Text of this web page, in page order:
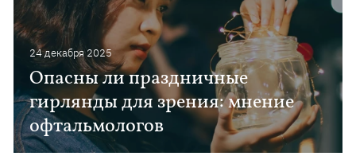
24 декабря 2025
Опасны ли праздничные
гирлянды для зрения: мнение
офтальмологов